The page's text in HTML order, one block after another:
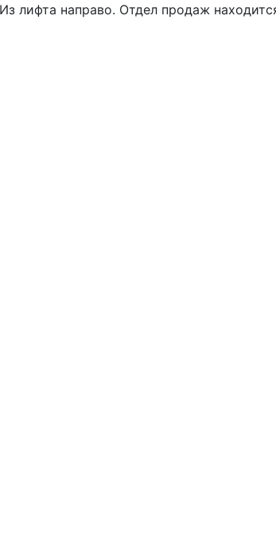
лифта направо. Отдел продаж